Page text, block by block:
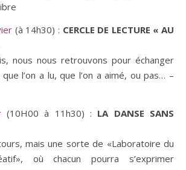
(à 14h30) : CERCLE DE LECTURE « AU
nous nous retrouvons pour échanger
l’on a lu, que l’on a aimé, ou pas… –
(10H00 à 11h30) : LA DANSE SANS
mais une sorte de «Laboratoire du
où chacun pourra s’exprimer